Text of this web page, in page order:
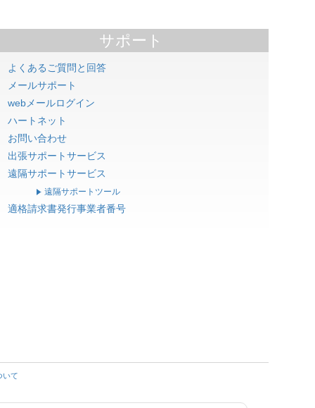
サポート
よくあるご質問と回答
メールサポート
webメールログイン
ハートネット
お問い合わせ
出張サポートサービス
遠隔サポートサービス
遠隔サポートツール
適格請求書発行事業者番号
いて